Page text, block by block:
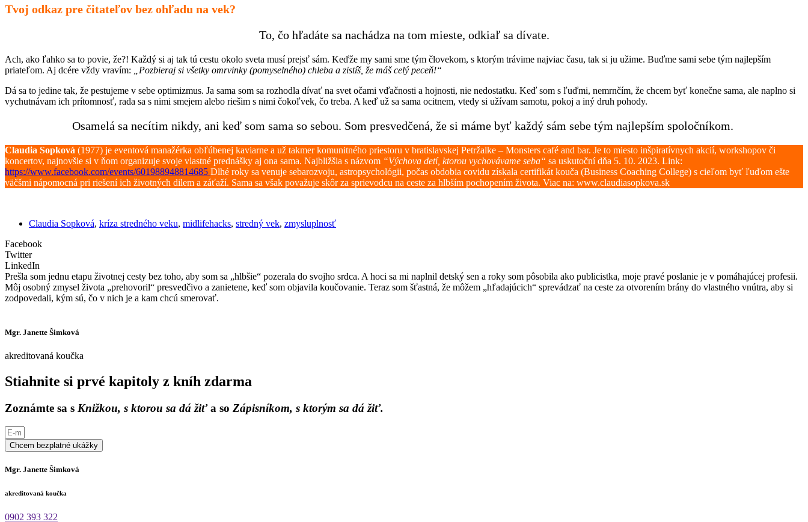
Tvoj odkaz pre čitateľov bez ohľadu na vek?
To, čo hľadáte sa nachádza na tom mieste, odkiaľ sa dívate.
Ach, ako ľahko sa to povie, že?! Každý si aj tak tú cestu okolo sveta musí prejsť sám. Keďže my sami sme tým človekom, s ktorým trávime najviac času, tak si ju užime. Buďme sami sebe tým najlepším
priateľom. Aj dcére vždy vravím:
„Pozbieraj si všetky omrvinky (pomyselného) chleba a zistíš, že máš celý peceň!“
Dá sa to jedine tak, že pestujeme v sebe optimizmus. Ja sama som sa rozhodla dívať na svet očami vďačnosti a hojnosti, nie nedostatku. Keď som s ľuďmi, nemrnčím, že chcem byť konečne sama, ale naplno si
vychutnávam ich prítomnosť, rada sa s nimi smejem alebo riešim s nimi čokoľvek, čo treba. A keď už sa sama ocitnem, vtedy si užívam samotu, pokoj a iný druh pohody.
Osamelá sa necítim nikdy, ani keď som sama so sebou. Som presvedčená, že si máme byť každý sám sebe tým najlepším spoločníkom.
Claudia Sopková (1977) je eventová manažérka obľúbenej kaviarne a už takmer komunitného priestoru v bratislavskej Petržalke – Monsters café and bar. Je to miesto inšpiratívnych akcií, workshopov či
koncertov, najnovšie si v ňom organizuje svoje vlastné prednášky aj ona sama. Najbližšia s názvom “Výchova detí, ktorou vychovávame seba“ sa uskutoční dňa 5. 10. 2023. Link:
https://www.facebook.com/events/601988948814685 Dlhé roky sa venuje sebarozvoju, astropsychológii, počas obdobia covidu získala certifikát kouča (Business Coaching College) s cieľom byť ľuďom ešte
väčšmi nápomocná pri riešení ich životných dilem a záťaží. Sama sa však považuje skôr za sprievodcu na ceste za hlbším pochopením života. Viac na: www.claudiasopkova.sk
Claudia Sopková, kríza stredného veku, midlifehacks, stredný vek, zmysluplnosť
Facebook
Twitter
LinkedIn
Prešla som jednu etapu životnej cesty bez toho, aby som sa „hlbšie“ pozerala do svojho srdca. A hoci sa mi naplnil detský sen a roky som pôsobila ako publicistka, moje pravé poslanie je v pomáhajúcej profesii.
Môj osobný zmysel života „prehovoril“ presvedčivo a zanietene, keď som objavila koučovanie. Teraz som šťastná, že môžem „hľadajúcich“ sprevádzať na ceste za otvorením brány do vlastného vnútra, aby si
zodpovedali, kým sú, čo v nich je a kam chcú smerovať.
Mgr. Janette Šimková
akreditovaná koučka
Stiahnite si prvé kapitoly z kníh zdarma
Zoznámte sa s Knižkou, s ktorou sa dá žiťa so Zápisníkom, s ktorým sa dá žiť.
Chcem bezplatné ukážky
Mgr. Janette Šimková
akreditovaná koučka
0902 393 322